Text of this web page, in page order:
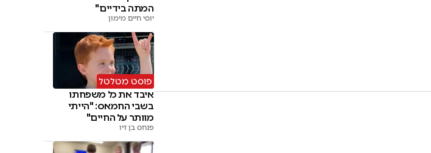
המתה בידיים"
יוסי חיים מימון
פוסט מטלטל
איבד את כל משפחתו
בשבי החמאס: "הייתי
מוותר על החיים"
פנחס בן זיו